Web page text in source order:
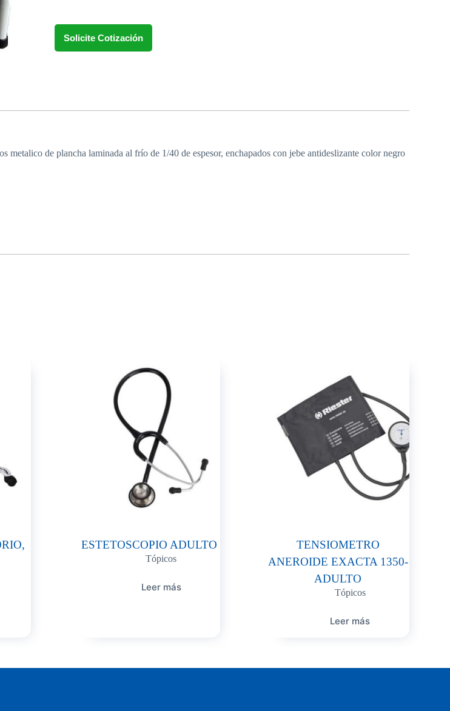
Solicite Cotización
de plancha laminada al frío de 1/40 de espesor, enchapados con jebe antideslizante color negro
ESTETOSCOPIO ADULTO
Tópicos
Leer más
TENSIOMETRO
ANEROIDE EXACTA 1350-
ADULTO
Tópicos
Leer más